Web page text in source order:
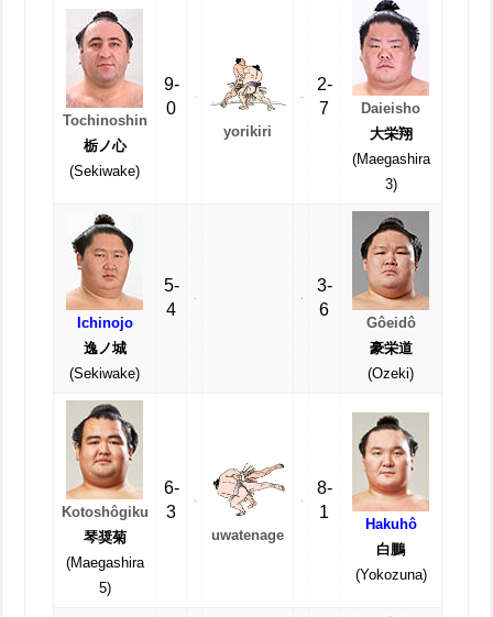
Tochinoshin
栃ノ心
(Sekiwake)
9-
0
yorikiri
2-
7
Daieisho
大栄翔
(Maegashira
3)
Ichinojo
逸ノ城
(Sekiwake)
5-
4
3-
6
Gôeidô
豪栄道
(Ozeki)
Kotoshôgiku
琴奨菊
(Maegashira
5)
6-
3
uwatenage
8-
1
Hakuhô
白鵬
(Yokozuna)